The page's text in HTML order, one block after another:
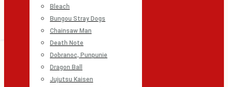
Bleach
Bungou Stray Dogs
Chainsaw Man
Death Note
Dobranoc, Punpunie
Dragon Ball
Jujutsu Kaisen